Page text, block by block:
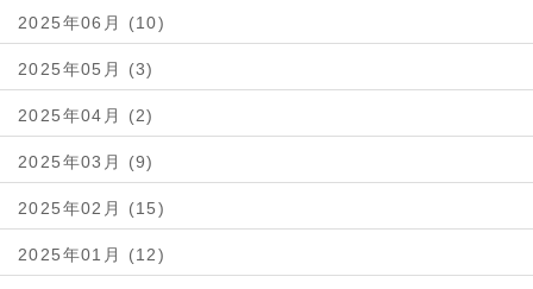
2025年06月 (10)
2025年05月 (3)
2025年04月 (2)
2025年03月 (9)
2025年02月 (15)
2025年01月 (12)